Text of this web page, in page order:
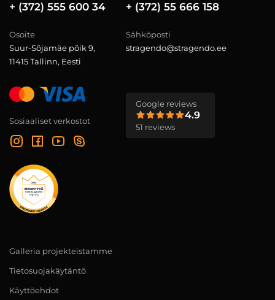
+ (372) 555 600 34 + (372) 55 666 158
Osoite
Suur-Sõjamäe põik 9,
11415 Tallinn, Eesti
Sähköposti
stragendo@stragendo.ee
Sosiaaliset verkostot
Google reviews
4.9
51 reviews
Galleria projekteistamme
Tietosuojakäytäntö
Käyttöehdot